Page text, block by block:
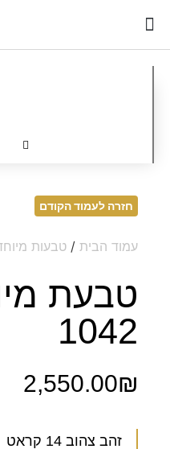
חזרה לעמוד הקודם
עמוד הבית / טבעות
טבעת
1042
2,550.00₪
זהב צהוב 14 קראט